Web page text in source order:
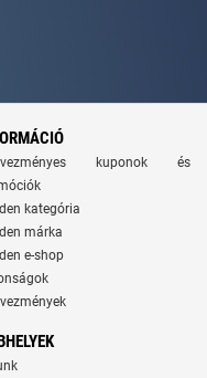
kuponok és
kategória
márka
e-shop